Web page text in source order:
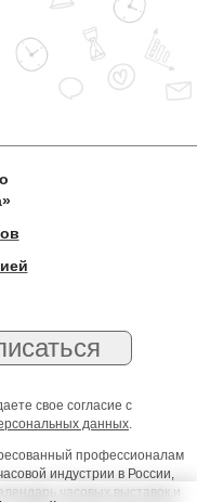
свое согласие с
данных
профессионалам
индустрии в России,
часовых выставок и